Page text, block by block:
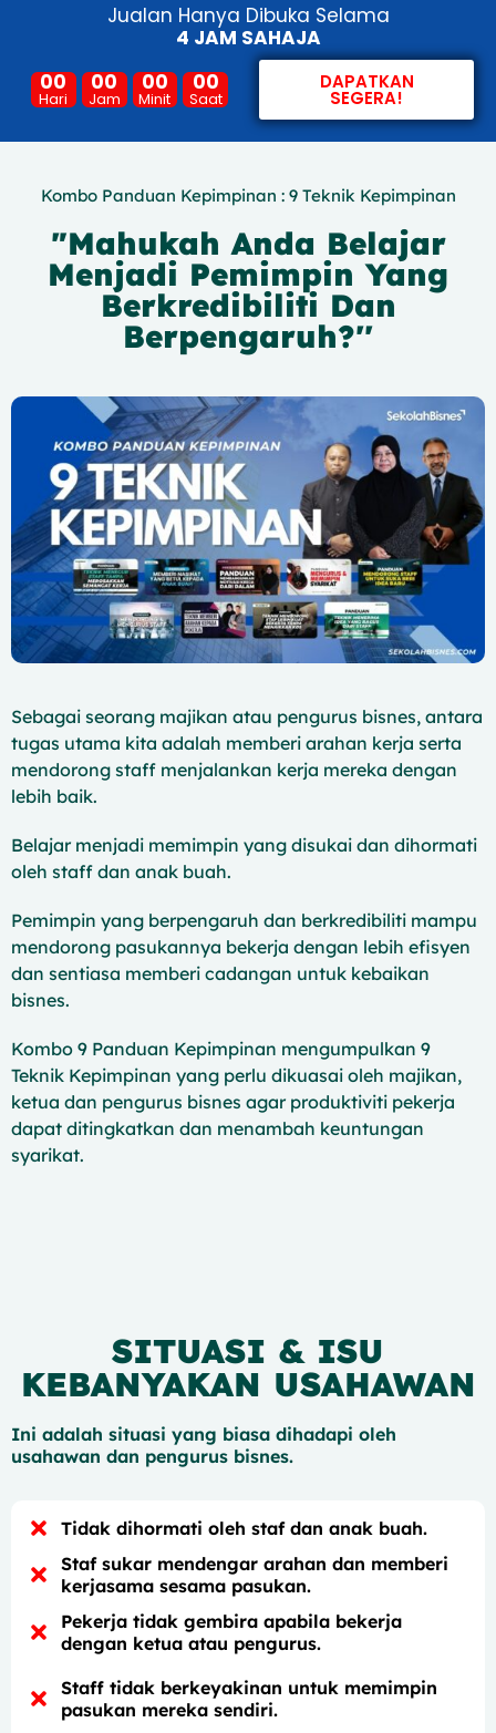
Jualan Hanya Dibuka Selama
4 JAM SAHAJA
00
Hari
00
Jam
00
Minit
00
Saat
DAPATKAN
SEGERA!
Kombo Panduan Kepimpinan : 9 Teknik Kepimpinan
"Mahukah Anda Belajar
Menjadi Pemimpin Yang
Berkredibiliti Dan
Berpengaruh?''
Sebagai seorang majikan atau pengurus bisnes, antara
tugas utama kita adalah memberi arahan kerja serta
mendorong staff menjalankan kerja mereka dengan
lebih baik.
Belajar menjadi memimpin yang disukai dan dihormati
oleh staff dan anak buah.
Pemimpin yang berpengaruh dan berkredibiliti mampu
mendorong pasukannya bekerja dengan lebih efisyen
dan sentiasa memberi cadangan untuk kebaikan
bisnes.
Kombo 9 Panduan Kepimpinan mengumpulkan 9
Teknik Kepimpinan yang perlu dikuasai oleh majikan,
ketua dan pengurus bisnes agar produktiviti pekerja
dapat ditingkatkan dan menambah keuntungan
syarikat.
SITUASI & ISU
KEBANYAKAN USAHAWAN
Ini adalah situasi yang biasa dihadapi oleh
usahawan dan pengurus bisnes.
Tidak dihormati oleh staf dan anak buah.
Staf sukar mendengar arahan dan memberi
kerjasama sesama pasukan.
Pekerja tidak gembira apabila bekerja
dengan ketua atau pengurus.
Staff tidak berkeyakinan untuk memimpin
pasukan mereka sendiri.